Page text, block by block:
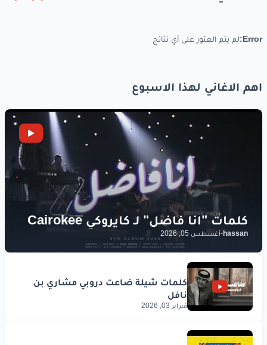
Error: لم يتم العثور على أي نتائج
اهم الاغاني لهذا الاسبوع
hassan
-أغسطس 05, 2026
فبراير 03, 2026